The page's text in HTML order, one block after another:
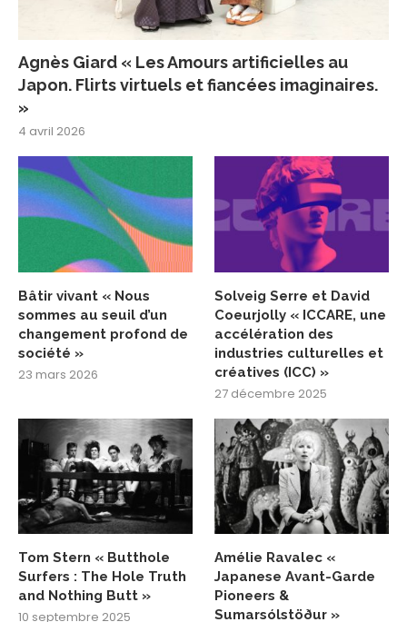
Agnès Giard « Les Amours artificielles au
Japon. Flirts virtuels et fiancées imaginaires.
»
4 avril 2026
Bâtir vivant « Nous
sommes au seuil d’un
changement profond de
société »
23 mars 2026
Solveig Serre et David
Coeurjolly « ICCARE, une
accélération des
industries culturelles et
créatives (ICC) »
27 décembre 2025
Tom Stern « Butthole
Surfers : The Hole Truth
and Nothing Butt »
10 septembre 2025
Amélie Ravalec «
Japanese Avant-Garde
Pioneers &
Sumarsólstöður »